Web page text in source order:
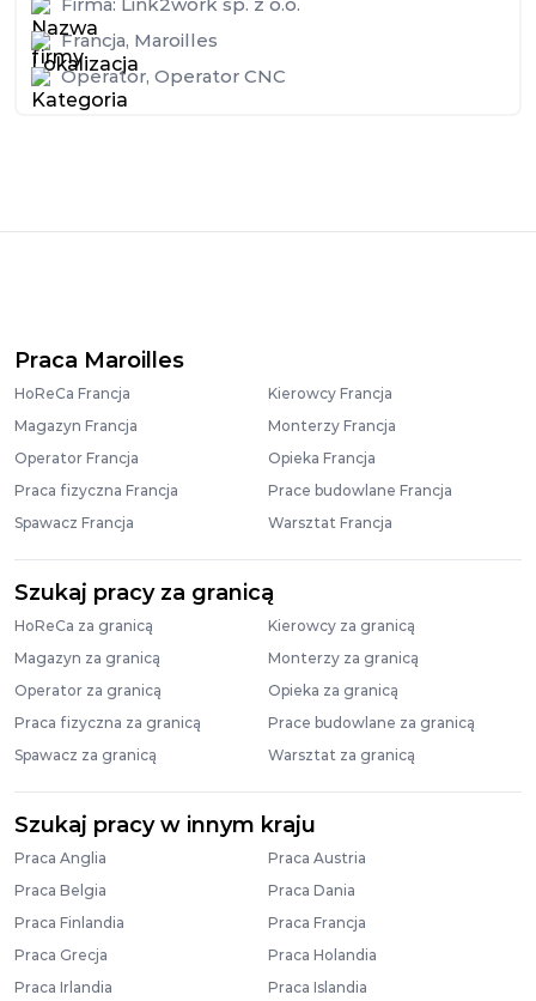
Francja, Maroilles
Operator, Operator CNC
Praca Maroilles
HoReCa Francja
Kierowcy Francja
Magazyn Francja
Monterzy Francja
Operator Francja
Opieka Francja
Praca fizyczna Francja
Prace budowlane Francja
Spawacz Francja
Warsztat Francja
Szukaj pracy za granicą
HoReCa za granicą
Kierowcy za granicą
Magazyn za granicą
Monterzy za granicą
Operator za granicą
Opieka za granicą
Praca fizyczna za granicą
Prace budowlane za granicą
Spawacz za granicą
Warsztat za granicą
Szukaj pracy w innym kraju
Praca Anglia
Praca Austria
Praca Belgia
Praca Dania
Praca Finlandia
Praca Francja
Praca Grecja
Praca Holandia
Praca Irlandia
Praca Islandia